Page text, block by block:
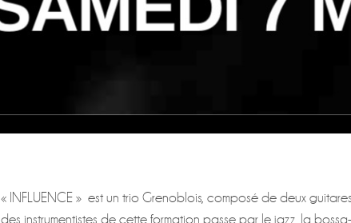
« INFLUENCE » est un trio Grenoblois, composé de deux
des instrumentistes de cette formation passe par le jazz, la